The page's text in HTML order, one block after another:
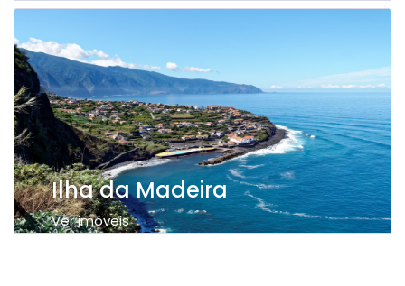
Ver imóveis
Ilha da Madeira
Ver imóveis